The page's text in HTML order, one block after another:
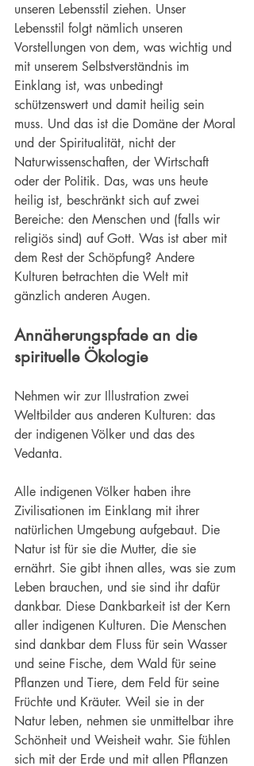
unseren Lebensstil ziehen. Unser
Lebensstil folgt nämlich unseren
Vorstellungen von dem, was wichtig und
mit unserem Selbstverständnis im
Einklang ist, was unbedingt
schützenswert und damit heilig sein
muss. Und das ist die Domäne der Moral
und der Spiritualität, nicht der
Naturwissenschaften, der Wirtschaft
oder der Politik. Das, was uns heute
heilig ist, beschränkt sich auf zwei
Bereiche: den Menschen und (falls wir
religiös sind) auf Gott. Was ist aber mit
dem Rest der Schöpfung? Andere
Kulturen betrachten die Welt mit
gänzlich anderen Augen.
Annäherungspfade an die
spirituelle Ökologie
Nehmen wir zur Illustration zwei
Weltbilder aus anderen Kulturen: das
der indigenen Völker und das des
Vedanta.
Alle indigenen Völker haben ihre
Zivilisationen im Einklang mit ihrer
natürlichen Umgebung aufgebaut. Die
Natur ist für sie die Mutter, die sie
ernährt. Sie gibt ihnen alles, was sie zum
Leben brauchen, und sie sind ihr dafür
dankbar. Diese Dankbarkeit ist der Kern
aller indigenen Kulturen. Die Menschen
sind dankbar dem Fluss für sein Wasser
und seine Fische, dem Wald für seine
Pflanzen und Tiere, dem Feld für seine
Früchte und Kräuter. Weil sie in der
Natur leben, nehmen sie unmittelbar ihre
Schönheit und Weisheit wahr. Sie fühlen
sich mit der Erde und mit allen Pflanzen